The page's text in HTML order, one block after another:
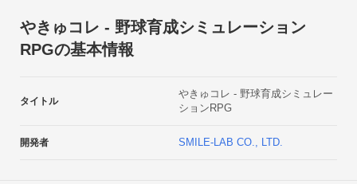
いてもたってもいられず、
やきゅこれ島に向かうのであった…。◯● ゲーム内容 ●◯▼監
督目線で遊べる選手のスカウト・育成・采配、
チームの勝利はアナタの手にかかっている！
▼バラエティ豊かな選手達ゲームを盛り上げる選手は、
なんと２５０名以上！！
やきゅコレ - 野球育成シミュレーション
RPGの基本情報
タイトル
やきゅコレ - 野球育成シミュレー
ションRPG
開発者 SMILE-LAB CO., LTD.